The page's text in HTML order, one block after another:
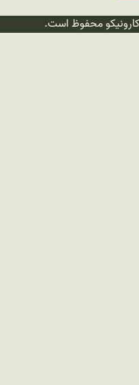
محفوظ است.